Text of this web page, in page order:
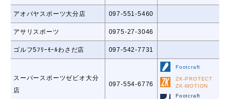
アオバヤスポーツ大分店 097-551-5460
アサリスポーツ 0975-27-3046
ゴルフ5ﾌﾘｰﾓｰﾙわさだ店 097-542-7731
スーパースポーツゼビオ大分
店
097-554-6776
Footcraft
ZK-PROTECT
ZK-MOTION
Footcraft